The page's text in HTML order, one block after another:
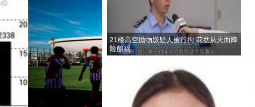
21楼高空抛物嫌疑人被行拘 花盆从天而降
险酿祸